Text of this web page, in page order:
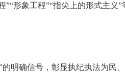
”“形象工程”“指尖上的形式主义
明确信号，彰显执纪执法为民